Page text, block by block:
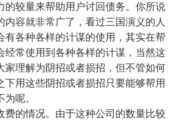
的较量来帮助用户讨回债务。你所说
内容就非常广了，看过三国演义的人
有各种各样的计谋的使用，其实在帮
经常使用到各种各样的计谋，当然这
家理解为阴招或者损招，但不管如何
下用这些阴招或者损招只要能够帮用
呢。
费的情况。由于这种公司的数量比较